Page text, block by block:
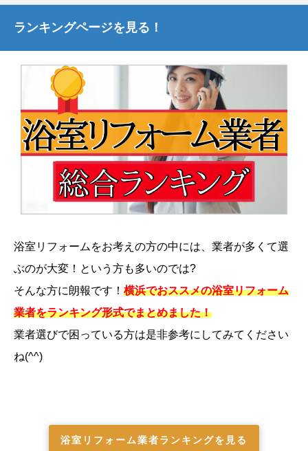
ランキングページを見る！
浴室リフォームをお考えの方の中には、業者が多くて選
ぶのが大変！という方も多いのでは?
そんな方に朗報です！ 横浜でおススメの浴室リフォーム
業者をランキング形式でまとめました！
業者選びで困っている方は是非参考にしてみてください
ね(^^)
浴室リフォーム業者ランキングを見る